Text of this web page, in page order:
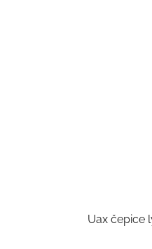
Uax čepice